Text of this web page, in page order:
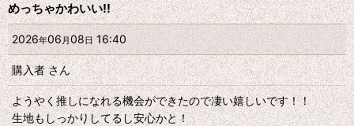
めっちゃかわいい!!
2026年06 月08日16:40
購入者さん
ようやく推しになれる機会ができたので凄い嬉しいです！！
生地もしっかりしてるし安心かと！